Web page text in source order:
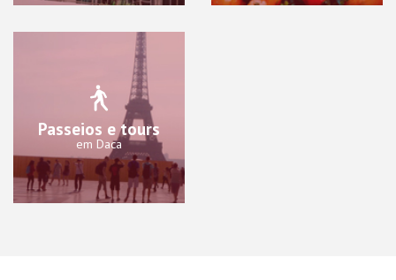
Passeios e tours
em Daca